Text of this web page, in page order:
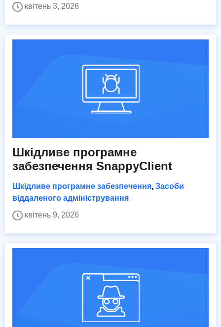
квітень 3, 2026
Шкідливе програмне
забезпечення SnappyClient
Шкідливе програмне забезпечення, Засоби
віддаленого адміністрування
квітень 9, 2026